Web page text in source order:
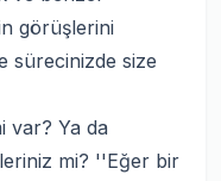
görüşlerini
sürecinizde size
var? Ya da
mi? ''Eğer bir